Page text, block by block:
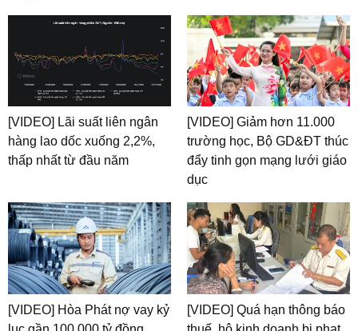
[VIDEO] Lãi suất liên ngân
hàng lao dốc xuống 2,2%,
thấp nhất từ đầu năm
[VIDEO] Giảm hơn 11.000
trường học, Bộ GD&ĐT thúc
đẩy tinh gọn mạng lưới giáo
dục
[VIDEO] Hòa Phát nợ vay kỷ
[VIDEO] Quá hạn thông báo